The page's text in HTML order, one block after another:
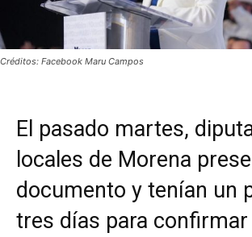
Créditos: Facebook Maru Campos
El pasado martes,
locales de Morena
documento y tenían un
tres días para